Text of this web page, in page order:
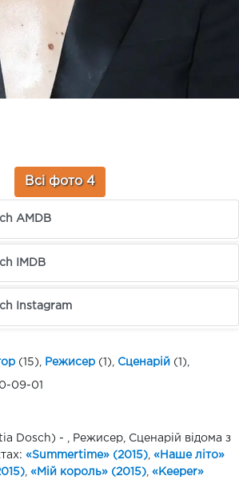
Всі фото 4
AMDB
IMDB
Instagram
(15), Режисер (1), Сценарій (1),
09-01
Dosch) - , Режисер, Сценарій відома з
«Summertime» (2015) «Наше літо»
«Мій король» (2015) «Keeper»